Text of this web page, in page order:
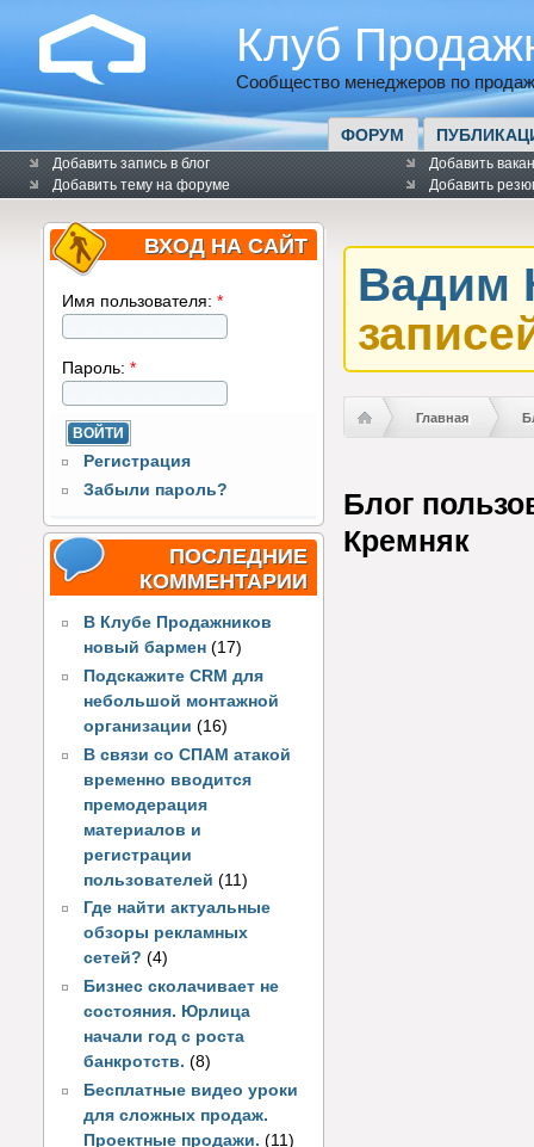
Клуб
Сообщество менеджеров по
ФОРУМ
Добавить запись в блог
Добавить тему на форуме
Добавить
Добавить
ВХОД НА САЙТ
Имя пользователя: *
Пароль: *
Регистрация
Забыли пароль?
ПОСЛЕДНИЕ
КОММЕНТАРИИ
В Клубе Продажников
новый бармен (17)
Подскажите CRM для
небольшой монтажной
организации (16)
В связи со СПАМ атакой
временно вводится
премодерация
материалов и
регистрации
пользователей(11)
Где найти актуальные
обзоры рекламных
сетей? (4)
Бизнес сколачивает не
состояния. Юрлица
начали год с роста
банкротств. (8)
Бесплатные видео уроки
для сложных продаж.
Проектные продажи. (11)
Вадим
Главная
Блог
Кремняк